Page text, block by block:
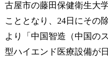
中日対訳
古屋市の藤田保健衛生大
こととなり、24日にその
より「中国智造（中国の
型ハイエンド医療設備が